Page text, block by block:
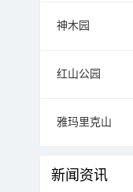
神木园
红山公园
雅玛里克山
新闻资讯